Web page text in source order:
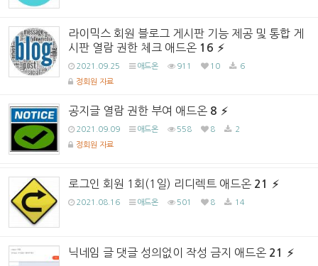
라이믹스 회원 블로그 게시판 기능 제공 및 통합 게
시판 열람 권한 체크 애드온 16
2021.09.25 애드온 911 10
6
정회원 자료
공지글 열람 권한 부여 애드온 8
2021.09.09 애드온 558 8
2
정회원 자료
로그인 회원 1회(1일) 리디렉트 애드온 21
2021.08.16 애드온 501 8 14
닉네임 글 댓글 성의없이 작성 금지 애드온 21